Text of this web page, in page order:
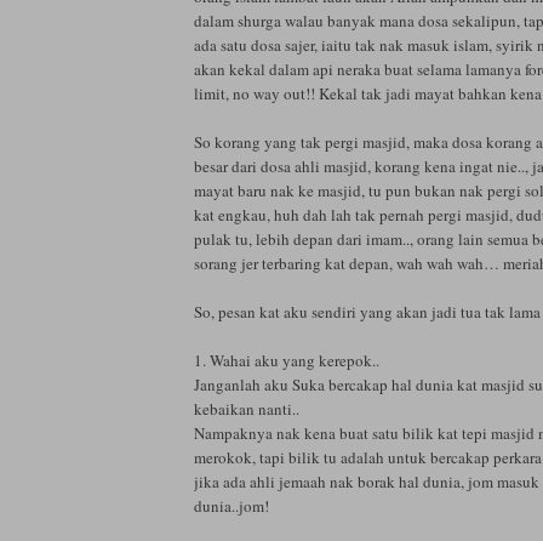
dalam shurga walau banyak mana dosa sekalipun,
ada satu dosa sajer, iaitu tak nak masuk islam, syirik
akan kekal dalam api neraka buat selama lamanya
limit, no way out!! Kekal tak jadi mayat bahkan kena
So korang yang tak pergi masjid, maka dosa korang
besar dari dosa ahli masjid, korang kena ingat nie..,
mayat baru nak ke masjid, tu pun bukan nak pergi
kat engkau, huh dah lah tak pernah pergi masjid,
pulak tu, lebih depan dari imam.., orang lain semua
sorang jer terbaring kat depan, wah wah wah…
So, pesan kat aku sendiri yang akan jadi tua tak
1. Wahai aku yang kerepok..
Janganlah aku Suka bercakap hal dunia kat masjid
kebaikan nanti..
Nampaknya nak kena buat satu bilik kat tepi masjid
merokok, tapi bilik tu adalah untuk bercakap
jika ada ahli jemaah nak borak hal dunia, jom
dunia..jom!